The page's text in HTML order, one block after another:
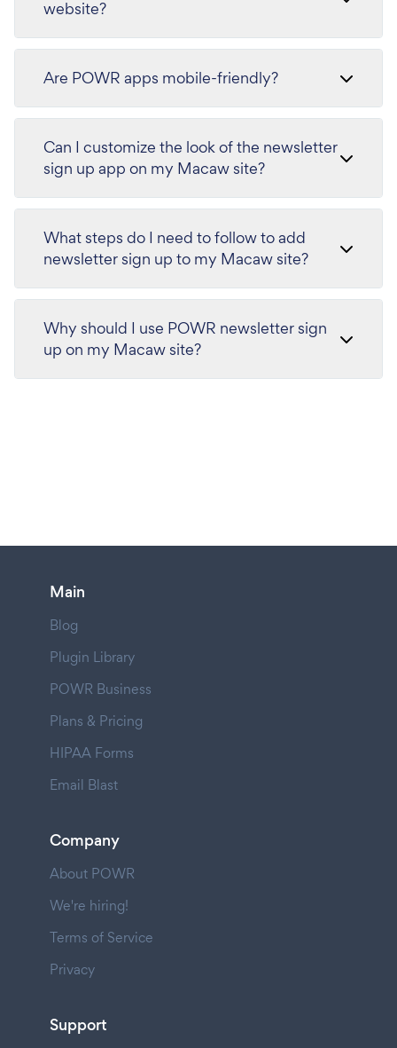
website?
Are POWR apps mobile-friendly?
Can I customize the look of the newsletter
sign up app on my Macaw site?
What steps do I need to follow to add
newsletter sign up to my Macaw site?
Why should I use POWR newsletter sign
up on my Macaw site?
Main
Blog
Plugin Library
POWR Business
Plans & Pricing
HIPAA Forms
Email Blast
Company
About POWR
We're hiring!
Terms of Service
Privacy
Support